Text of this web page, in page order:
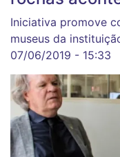
Iniciativa promove
museus da
07/06/2019 - 15:33